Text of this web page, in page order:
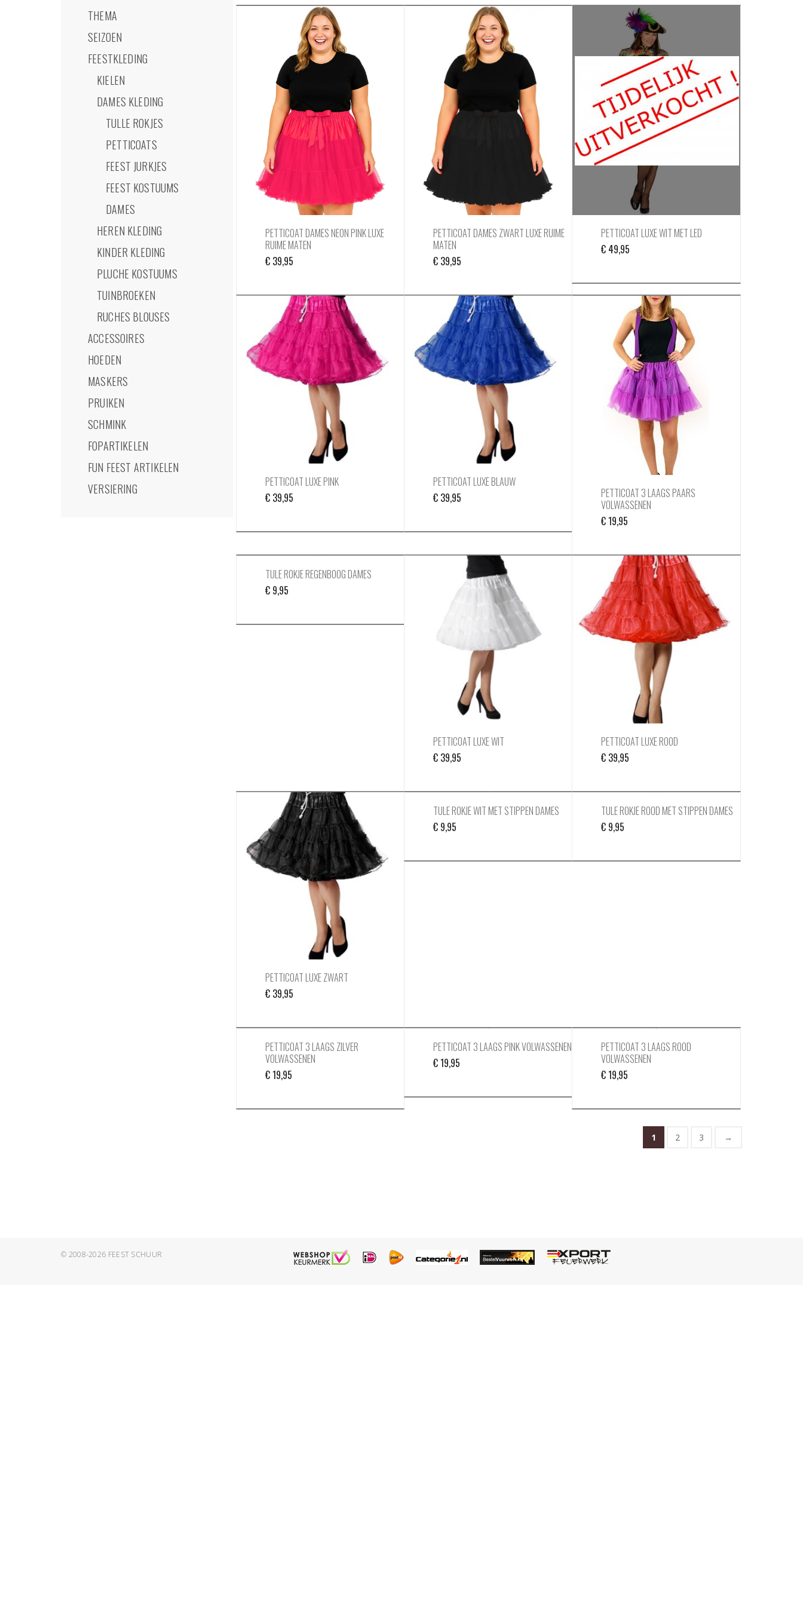
PETTICOAT DAMES NEON PINK LUXE
RUIME MATEN
€39,95
PETTICOAT DAMES ZWART LUXE RUIME
MATEN
€39,95
PETTICOAT LUXE WIT MET LED
€ 49,95
PETTICOAT LUXE PINK
€39,95
PETTICOAT LUXE BLAUW
€39,95
PETTICOAT 3 LAAGS PAARS
VOLWASSENEN
€19,95
TULE ROKJE REGENBOOG DAMES
€9,95
PETTICOAT LUXE WIT
€39,95
PETTICOAT LUXE ROOD
€ 39,95
PETTICOAT LUXE ZWART
€39,95
TULE ROKJE WIT MET STIPPEN DAMES
€9,95
TULE ROKJE ROOD MET STIPPEN DAMES
€ 9,95
PETTICOAT 3 LAAGS ZILVER
VOLWASSENEN
€19,95
PETTICOAT 3 LAAGS PINK VOLWASSENEN
€19,95
PETTICOAT 3 LAAGS ROOD
VOLWASSENEN
€19,95
1 2 3 →
THEMA
SEIZOEN
FEESTKLEDING
KIELEN
DAMES KLEDING
TULLE ROKJES
PETTICOATS
FEEST JURKJES
FEEST KOSTUUMS
DAMES
HEREN KLEDING
KINDER KLEDING
PLUCHE KOSTUUMS
TUINBROEKEN
RUCHES BLOUSES
ACCESSOIRES
HOEDEN
MASKERS
PRUIKEN
SCHMINK
FOPARTIKELEN
FUN FEEST ARTIKELEN
VERSIERING
© 2008-2026 FEEST SCHUUR